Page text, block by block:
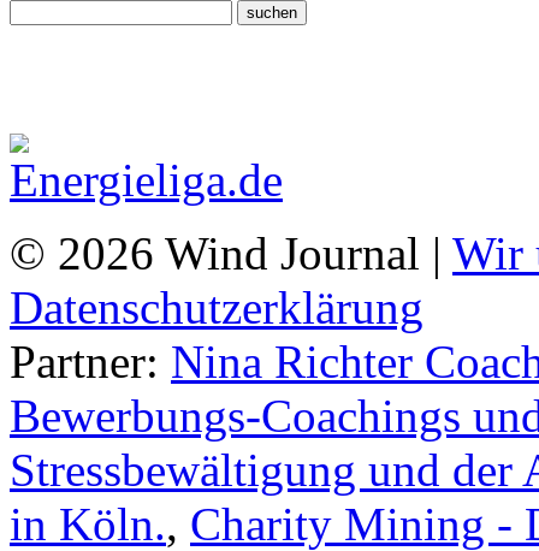
© 2026 Wind Journal | Wir
Datenschutzerklärung
Partner: Nina Richter
Bewerbungs-Coachings
Stressbewältigung und
in Köln., Charity Mining -